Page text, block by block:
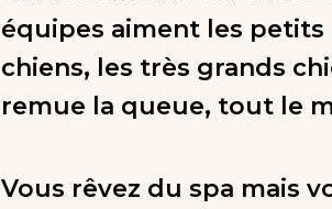
équipes aiment les petits
chiens, les très grands
remue la queue, tout le
Vous rêvez du spa mais